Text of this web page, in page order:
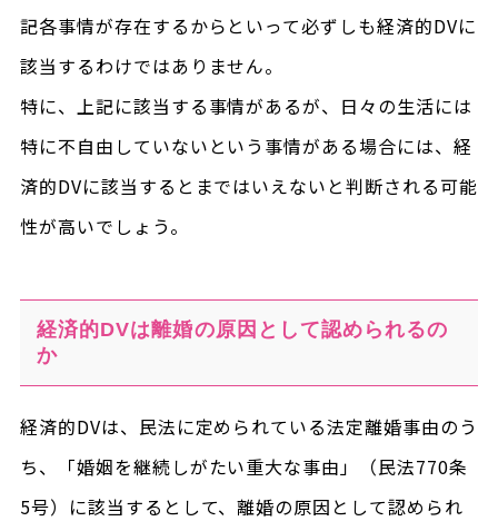
記各事情が存在するからといって必ずしも経済的DVに
該当するわけではありません。
特に、上記に該当する事情があるが、日々の生活には
特に不自由していないという事情がある場合には、経
済的DVに該当するとまではいえないと判断される可能
性が高いでしょう。
経済的DVは離婚の原因として認められるの
か
経済的DVは、民法に定められている法定離婚事由のう
ち、「婚姻を継続しがたい重大な事由」（民法770条
5号）に該当するとして、離婚の原因として認められ